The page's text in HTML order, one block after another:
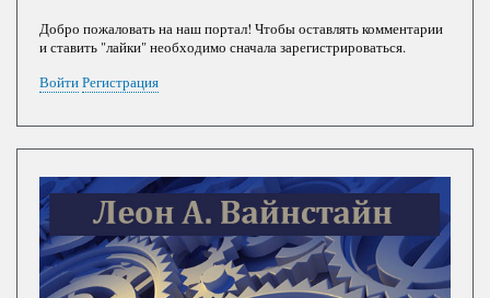
Добро пожаловать на наш портал! Чтобы оставлять комментарии
и ставить "лайки" необходимо сначала зарегистрироваться.
ВойтиРегистрация